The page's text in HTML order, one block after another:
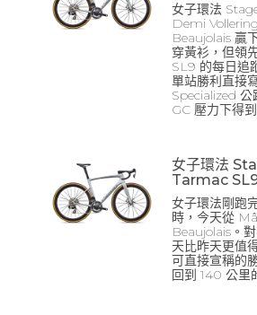
女子環法
Demi
Beaujolais 贏
穿黃衫，但領
SL9 的每日追
單站勝利直接
Specialized
GC 壓力下得
女子環法
Tarmac
女子環法剛跑
時，今天從
Beaujolais。
天比昨天更值
可直接宣稱的
回到 140 公里